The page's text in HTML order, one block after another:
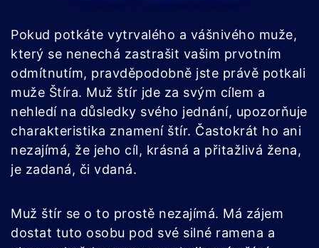
Pokud potkáte vytrvalého a vášnivého muže,
který se nenechá zastrašit vašim prvotním
odmítnutím, pravděpodobně jste právě potkali
muže Štíra. Muž štír jde za svým cílem a
nehledí na důsledky svého jednání, upozorňuje
charakteristika znamení štír. Častokrát ho ani
nezajímá, že jeho cíl, krásná a přitažlivá žena,
je zadaná, či vdaná.
Muž štír se o to prostě nezajímá. Má zájem
dostat tuto osobu pod své silné ramena a